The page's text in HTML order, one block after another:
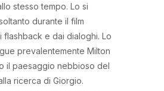
stesso tempo. Lo si
durante il film
flashback e dai dialoghi. Lo
prevalentemente Milton
il paesaggio nebbioso del
ricerca di Giorgio.